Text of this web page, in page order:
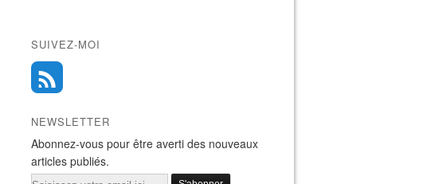
SUIVEZ-MOI
NEWSLETTER
Abonnez-vous pour être averti des nouveaux
articles publiés.